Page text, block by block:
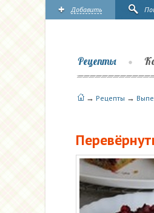
Добавить
Рецепты
→ Рецепты →